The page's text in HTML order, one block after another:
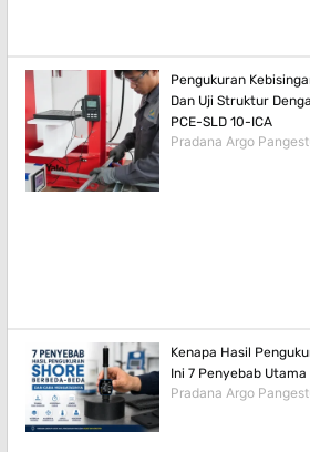
Pengukuran
Dan Uji Struktur
PCE-SLD 10-ICA
Pradana Argo
Kenapa Hasil
Ini 7 Penyebab
Pradana Argo